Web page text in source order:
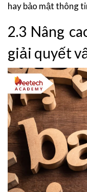
hay bảo mật thông
2.3 Nâng
giải quyết